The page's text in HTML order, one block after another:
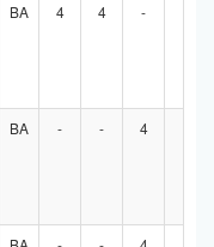
BA 4 4 -
BA - - 4